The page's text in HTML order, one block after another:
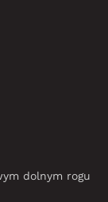
dolnym rogu